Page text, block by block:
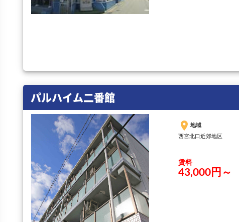
パルハイム二番館
place 地域
西宮北口近郊地区
賃料
43,000円～